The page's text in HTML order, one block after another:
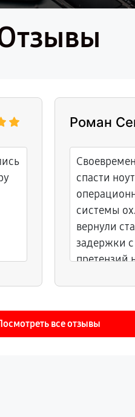
Роман
спасти
системы
вернули
задержки с
претензий
все отзывы